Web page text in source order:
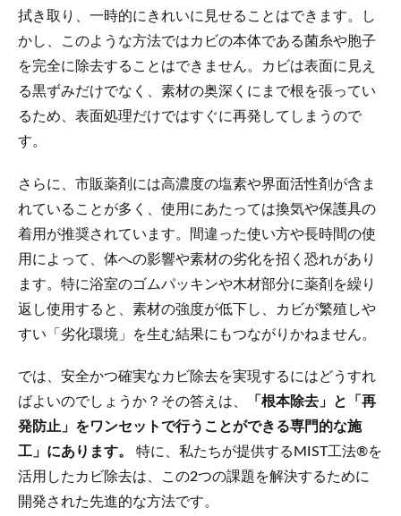
拭き取り、一時的にきれいに見せることはできます。し
かし、このような方法ではカビの本体である菌糸や胞子
を完全に除去することはできません。カビは表面に見え
る黒ずみだけでなく、素材の奥深くにまで根を張ってい
るため、表面処理だけではすぐに再発してしまうので
す。
さらに、市販薬剤には高濃度の塩素や界面活性剤が含ま
れていることが多く、使用にあたっては換気や保護具の
着用が推奨されています。間違った使い方や長時間の使
用によって、体への影響や素材の劣化を招く恐れがあり
ます。特に浴室のゴムパッキンや木材部分に薬剤を繰り
返し使用すると、素材の強度が低下し、カビが繁殖しや
すい「劣化環境」を生む結果にもつながりかねません。
では、安全かつ確実なカビ除去を実現するにはどうすれ
ばよいのでしょうか？その答えは、
「根本除去」と「再
発防止」をワンセットで行うことができる専門的な施
工」にあります。
特に、私たちが提供するMIST工法®を
活用したカビ除去は、この2つの課題を解決するために
開発された先進的な方法です。